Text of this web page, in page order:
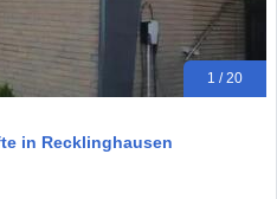
1 / 20
in Recklinghausen